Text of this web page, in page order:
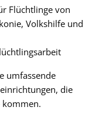
Flüchtlinge von
Volkshilfe und
umfassende
die
kommen.